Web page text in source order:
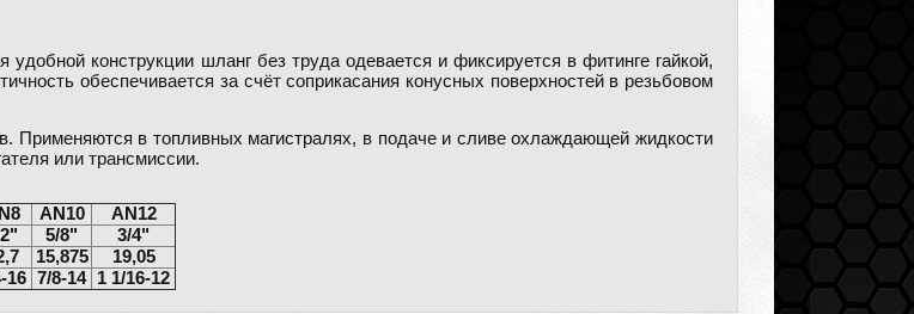
удобной конструкции шланг без труда одевается и фиксируется в фитинге гайкой,
обеспечивается за счёт соприкасания конусных поверхностей в резьбовом
Применяются в топливных магистралях, в подаче и сливе охлаждающей жидкости
или трансмиссии.
AN10
AN12
5/8"
3/4"
15,875
19,05
16 7/8-14 1 1/16-12